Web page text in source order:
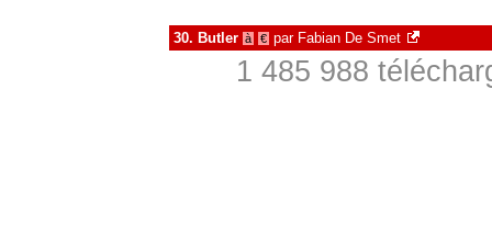
30. Butler à € par Fabian De Smet
1 485 988